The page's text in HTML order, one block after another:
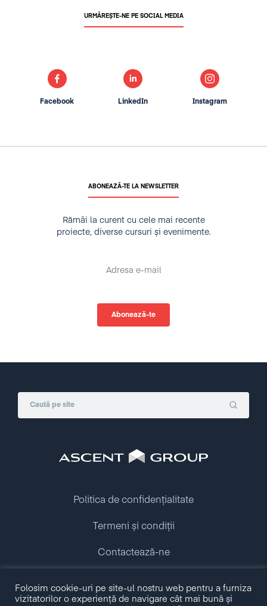
ABONEAZĂ-TE LA NEWSLETTER
Rămâi la curent cu cele mai recente
proiecte, diverse cursuri și evenimente.
URMĂREȘTE-NE PE SOCIAL MEDIA
Facebook LinkedIn Instagram
Copyright © 2009 - 2026 Ascent Group.
All rights reserved.
Politica de confidențialitate
Termeni și condiții
Contactează-ne
Folosim cookie-uri pe site-ul nostru web pentru a furniza
vizitatorilor o experiență de navigare cât mai bună și